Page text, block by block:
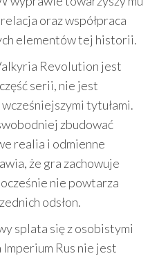
relacja oraz współpraca
elementów tej historii.
Revolution jest
serii, nie jest
tytułami.
zbudować
realia i odmienne
że gra zachowuje
nie powtarza
odsłon.
splata się z osobistymi
Rus nie jest